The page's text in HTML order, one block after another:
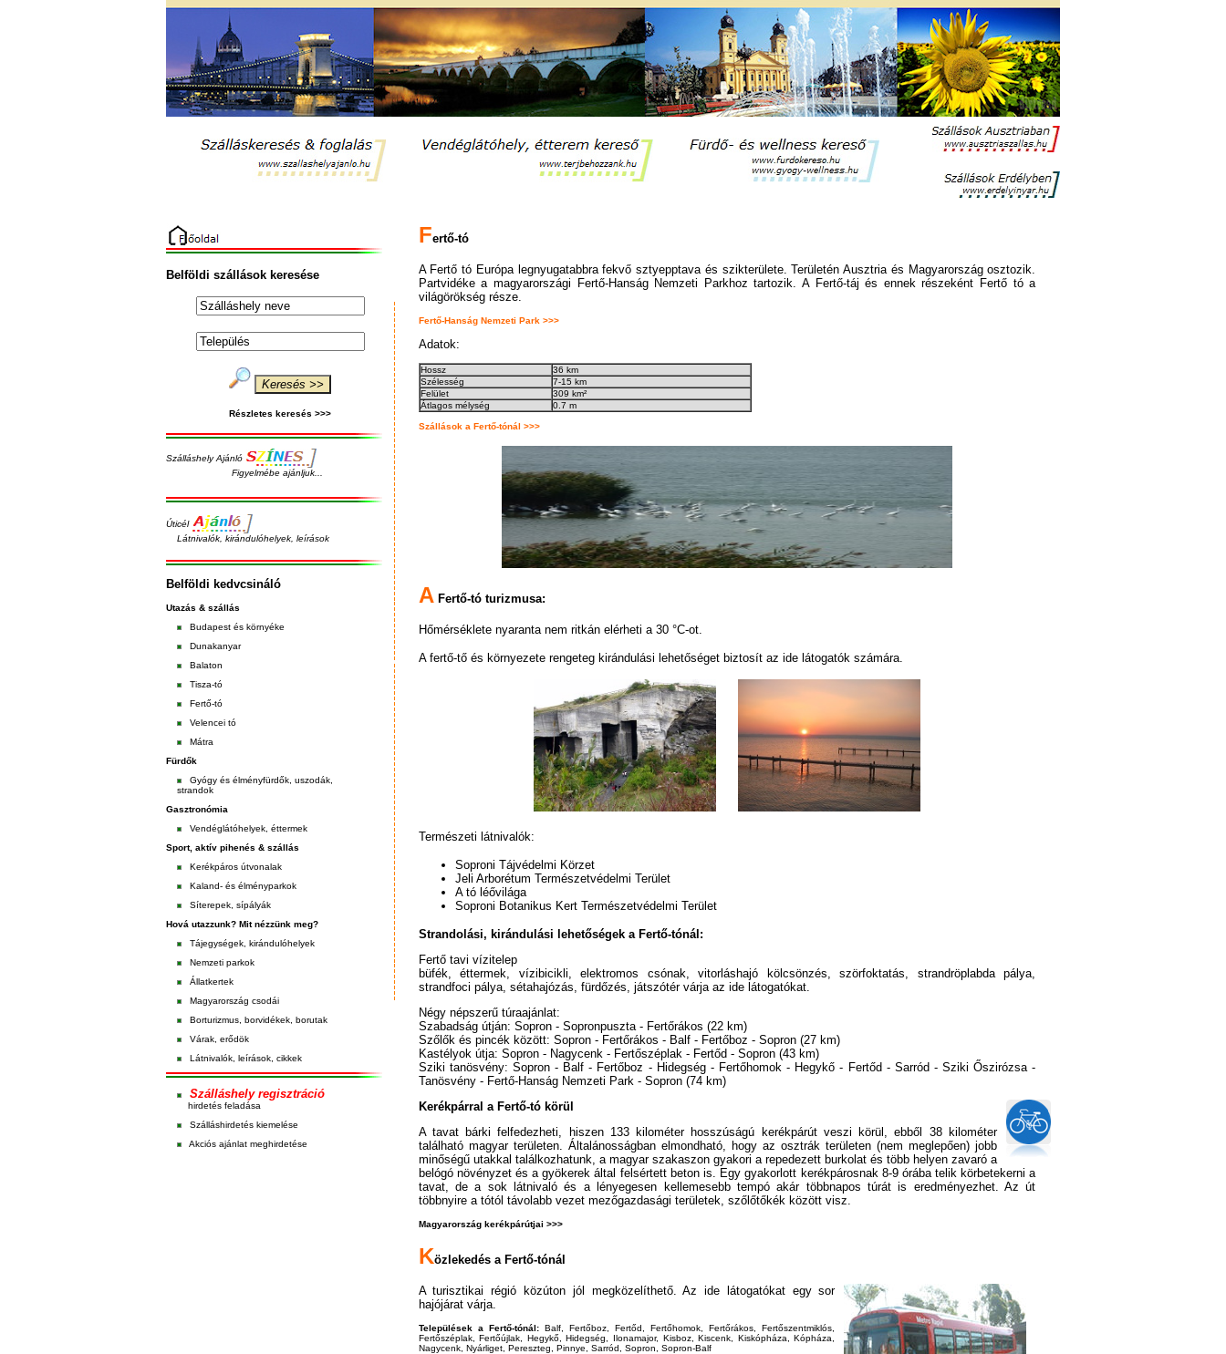
Belföldi szállások keresése
Részletes keresés >>>
Szálláshely Ajánló
Figyelmébe ajánljuk...
Úticél
Látnivalók, kirándulóhelyek, leírások
Belföldi kedvcsináló
Utazás & szállás
Budapest és környéke
Dunakanyar
Balaton
Tisza-tó
Fertő-tó
Velencei tó
Mátra
Fürdők
Gyógy és élményfürdők, uszodák,
strandok
Gasztronómia
Vendéglátóhelyek, éttermek
Sport, aktív pihenés & szállás
Kerékpáros útvonalak
Kaland- és élményparkok
Síterepek, sípályák
Hová utazzunk? Mit nézzünk meg?
Tájegységek, kirándulóhelyek
Nemzeti parkok
Állatkertek
Magyarország csodái
Borturizmus, borvidékek, borutak
Várak, erődök
Látnivalók, leírások, cikkek
Szálláshely regisztráció
hirdetés feladása
Szálláshirdetés kiemelése
Akciós ajánlat meghirdetése
Fertő-tó
A Fertő tó Európa legnyugatabbra fekvő sztyepptava és szikterülete. Területén Ausztria és Magyarország osztozik.
Partvidéke a magyarországi Fertő-Hanság Nemzeti Parkhoz tartozik. A Fertő-táj és ennek részeként Fertő tó a
világörökség része.
Fertő-Hanság Nemzeti Park >>>
Adatok:
Hossz
36 km
Szélesség
7-15 km
Felület
309 km²
Átlagos mélység
0.7 m
Szállások a Fertő-tónál >>>
A Fertő-tó turizmusa:
Hőmérséklete nyaranta nem ritkán elérheti a 30 °C-ot.
A fertő-tő és környezete rengeteg kirándulási lehetőséget biztosít az ide látogatók számára.
Természeti látnivalók:
Soproni Tájvédelmi Körzet
Jeli Arborétum Természetvédelmi Terület
A tó léővilága
Soproni Botanikus Kert Természetvédelmi Terület
Strandolási, kirándulási lehetőségek a Fertő-tónál:
Fertő tavi vízitelep
büfék, éttermek, vízibicikli, elektromos csónak, vitorláshajó kölcsönzés, szörfoktatás, strandröplabda pálya,
strandfoci pálya, sétahajózás, fürdőzés, játszótér várja az ide látogatókat.
Négy népszerű túraajánlat:
Szabadság útján: Sopron - Sopronpuszta - Fertőrákos (22 km)
Szőlők és pincék között: Sopron - Fertőrákos - Balf - Fertőboz - Sopron (27 km)
Kastélyok útja: Sopron - Nagycenk - Fertőszéplak - Fertőd - Sopron (43 km)
Sziki tanösvény: Sopron - Balf - Fertőboz - Hidegség - Fertőhomok - Hegykő - Fertőd - Sarród - Sziki Őszirózsa -
Tanösvény - Fertő-Hanság Nemzeti Park - Sopron (74 km)
Kerékpárral a Fertő-tó körül
A tavat bárki felfedezheti, hiszen 133 kilométer hosszúságú kerékpárút veszi körül, ebből 38 kilométer
található magyar területen. Általánosságban elmondható, hogy az osztrák területen (nem meglepően) jobb
minőségű utakkal találkozhatunk, a magyar szakaszon gyakori a repedezett burkolat és több helyen zavaró a
belógó növényzet és a gyökerek által felsértett beton is. Egy gyakorlott kerékpárosnak 8-9 órába telik körbetekerni a
tavat, de a sok látnivaló és a lényegesen kellemesebb tempó akár többnapos túrát is eredményezhet. Az út
többnyire a tótól távolabb vezet mezőgazdasági területek, szőlőtőkék között visz.
Magyarország kerékpárútjai >>>
Közlekedés a Fertő-tónál
A turisztikai régió közúton jól megközelíthető. Az ide látogatókat egy sor
hajójárat várja.
Települések a Fertő-tónál:Balf, Fertőboz, Fertőd, Fertőhomok, Fertőrákos, Fertőszentmiklós,
Fertőszéplak, Fertőújlak, Hegykő, Hidegség, Ilonamajor, Kisboz, Kiscenk, Kiskópháza, Kópháza,
Nagycenk, Nyárliget, Pereszteg, Pinnye, Sarród, Sopron, Sopron-Balf